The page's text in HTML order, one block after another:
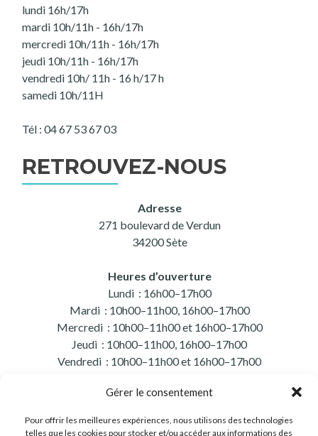
Gérer le consentement
Pour offrir les meilleures expériences, nous utilisons des technologies
telles que les cookies pour stocker et/ou accéder aux informations des
lundi 16h/17h
mardi 10h/11h - 16h/17h
mercredi 10h/11h - 16h/17h
jeudi 10h/11h - 16h/17h
vendredi 10h/ 11h - 16 h/17 h
samedi 10h/11H
Tél : 04 67 53 67 03
RETROUVEZ-NOUS
Adresse
271 boulevard de Verdun
34200 Sète
Heures d’ouverture
Lundi : 16h00–17h00
Mardi : 10h00–11h00, 16h00–17h00
Mercredi : 10h00–11h00 et 16h00–17h00
Jeudi : 10h00–11h00, 16h00–17h00
Vendredi : 10h00–11h00 et 16h00–17h00